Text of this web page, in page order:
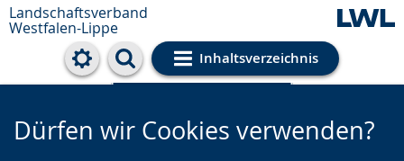
Landschaftsverband
Westfalen-Lippe
Inhaltsverzeichnis
Cookie-Einstellungen
Dürfen wir Cookies verwenden?